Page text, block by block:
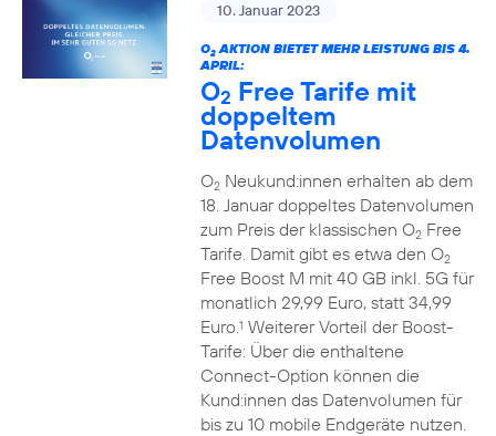
10. Januar 2023
O2AKTION BIETET MEHR LEISTUNG BIS 4.
APRIL:
O2 Free Tarife mit
doppeltem
Datenvolumen
O2Neukund:innen erhalten ab dem
18. Januar doppeltes Datenvolumen
zum Preis der klassischen O2Free
Tarife. Damit gibt es etwa den O2
Free Boost M mit 40 GB inkl. 5G für
monatlich 29,99 Euro, statt 34,99
Euro.1 Weiterer Vorteil der Boost-
Tarife: Über die enthaltene
Connect-Option können die
Kund:innen das Datenvolumen für
bis zu 10 mobile Endgeräte nutzen.